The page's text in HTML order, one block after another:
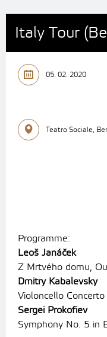
Italy Tour
05. 02. 2020
Teatro Sociale,
Programme:
Leoš Janáček
Z Mrtvého domu,
Dmitry Kabalevsky
Violoncello
Sergei Prokofiev
Symphony No. 5 in